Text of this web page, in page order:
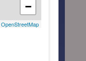
−
OpenStreetMap